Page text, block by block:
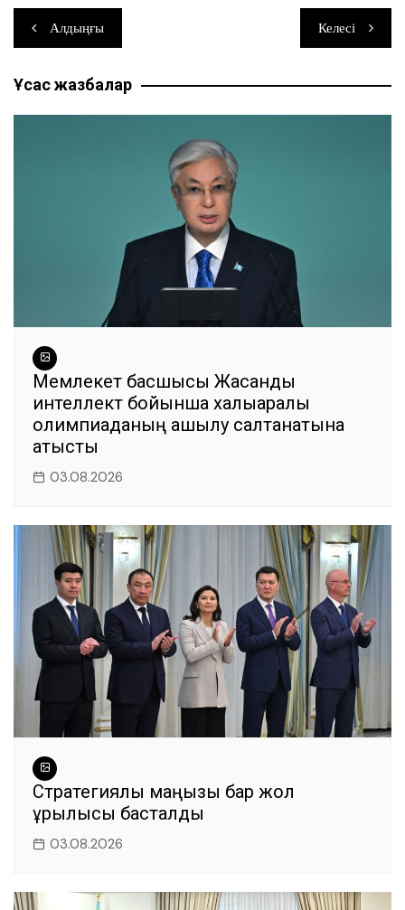
c
e
b
o
tt
er
ai
l
A
p
a
m
n
g
ра
ви
ть
Навигация
по
записям
Алдыңғы Келесі
Ұқсас жазбалар
Мемлекет басшысы Жасанды
интеллект бойынша халықаралық
олимпиаданың ашылу салтанатына
қатысты
03.08.2026
Стратегиялық маңызы бар жол
құрылысы басталды
03.08.2026